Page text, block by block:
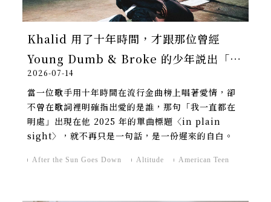
Khalid 用了十年時間，才跟那位曾經
Young Dumb & Broke 的少年説出「你
會沒事的」
2026-07-14
當一位歌手用十年時間在流行金曲榜上唱著愛情，卻
不曾在歌詞裡明確指出愛的是誰，那句「我一直都在
明處」出現在他 2025 年的單曲標題〈in plain
sight〉，就不再只是一句話，是一份遲來的自白。
After the Sun Goes Down Altitude American Teen